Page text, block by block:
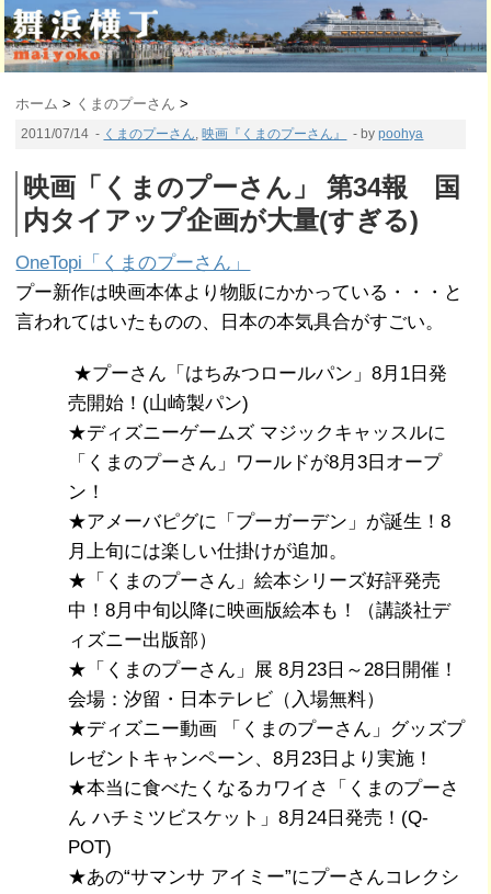
ホーム > くまのプーさん >
2011/07/14 - くまのプーさん,映画『くまのプーさん』 - bypoohya
映画「くまのプーさん」 第34報 国
内タイアップ企画が大量(すぎる)
OneTopi「くまのプーさん」
プー新作は映画本体より物販にかかっている・・・と
言われてはいたものの、日本の本気具合がすごい。
★プーさん「はちみつロールパン」8月1日発
売開始！(山崎製パン)
★ディズニーゲームズ マジックキャッスルに
「くまのプーさん」ワールドが8月3日オープ
ン！
★アメーバピグに「プーガーデン」が誕生！8
月上旬には楽しい仕掛けが追加。
★「くまのプーさん」絵本シリーズ好評発売
中！8月中旬以降に映画版絵本も！（講談社デ
ィズニー出版部）
★「くまのプーさん」展 8月23日～28日開催！
会場：汐留・日本テレビ（入場無料）
★ディズニー動画 「くまのプーさん」グッズプ
レゼントキャンペーン、8月23日より実施！
★本当に食べたくなるカワイさ「くまのプーさ
ん ハチミツビスケット」8月24日発売！(Q-
POT)
★あの“サマンサ アイミー”にプーさんコレクシ